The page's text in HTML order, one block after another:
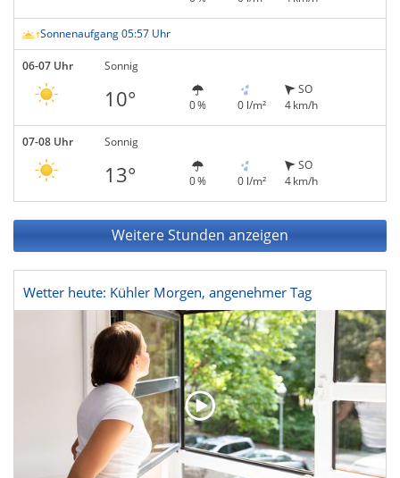
Sonnenaufgang 05:57 Uhr
06-07 Uhr Sonnig
10° 0 % 0 l/m²
SO
4 km/h
07-08 Uhr Sonnig
13° 0 % 0 l/m²
SO
4 km/h
Weitere Stunden anzeigen
Wetter heute: Kühler Morgen, angenehmer Tag